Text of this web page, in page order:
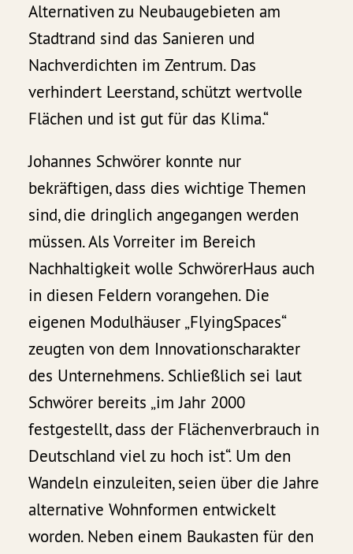
Alternativen zu Neubaugebieten am
Stadtrand sind das Sanieren und
Nachverdichten im Zentrum. Das
verhindert Leerstand, schützt wertvolle
Flächen und ist gut für das Klima.“
Johannes Schwörer konnte nur
bekräftigen, dass dies wichtige Themen
sind, die dringlich angegangen werden
müssen. Als Vorreiter im Bereich
Nachhaltigkeit wolle SchwörerHaus auch
in diesen Feldern vorangehen. Die
eigenen Modulhäuser „FlyingSpaces“
zeugten von dem Innovationscharakter
des Unternehmens. Schließlich sei laut
Schwörer bereits „im Jahr 2000
festgestellt, dass der Flächenverbrauch in
Deutschland viel zu hoch ist“. Um den
Wandeln einzuleiten, seien über die Jahre
alternative Wohnformen entwickelt
worden. Neben einem Baukasten für den